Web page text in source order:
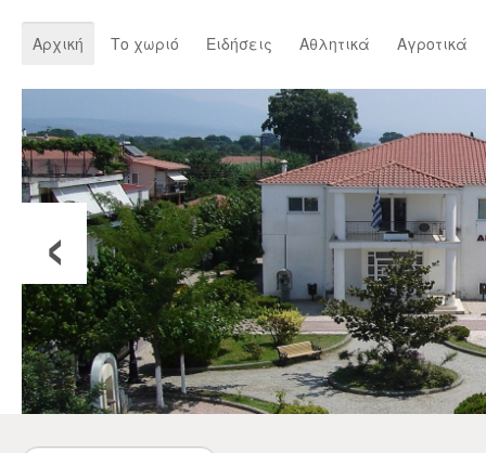
Αρχική Το χωριό Ειδήσεις Αθλητικά Αγροτικά
‹